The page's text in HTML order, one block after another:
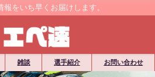
報をいち早くお届けします。
雑談 選手紹介 お問い合わせ